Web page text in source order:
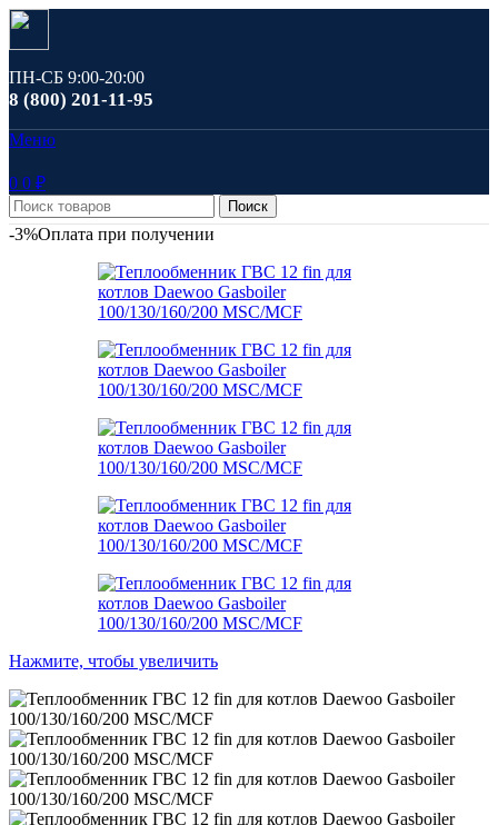
ПН-СБ 9:00-20:00
8 (800) 201-11-95
Меню
0 0 ₽
Поиск
-3%Оплата при получении
Нажмите, чтобы увеличить